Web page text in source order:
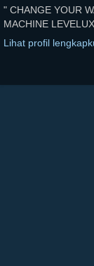
" CHANGE YOUR
MACHINE
Lihat profil